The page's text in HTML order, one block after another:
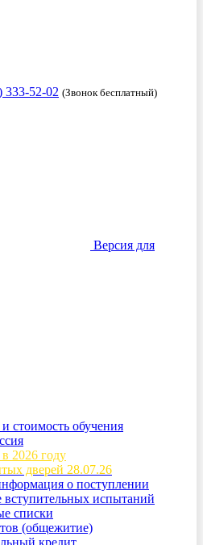
333-52-02 (Звонок бесплатный)
Версия для
стоимость обучения
2026 году
дверей 28.07.26
о поступлении
вступительных испытаний
списки
(общежитие)
кредит